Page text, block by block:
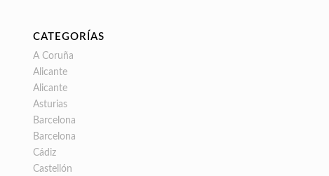
CATEGORÍAS
A Coruña
Alicante
Alicante
Asturias
Barcelona
Barcelona
Cádiz
Castellón